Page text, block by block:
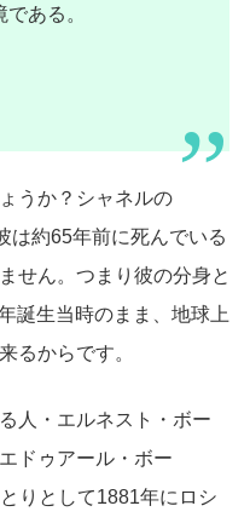
ある。
うか？シャネルの
は約65年前に死んでいる
せん。つまり彼の分身と
誕生当時のまま、地球上
るからです。
人・エルネスト・ボー
ドゥアール・ボー
りとして1881年にロシ